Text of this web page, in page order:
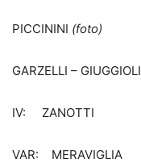
PICCININI (foto)
GARZELLI – GIUGGIOLI
IV: ZANOTTI
VAR: MERAVIGLIA